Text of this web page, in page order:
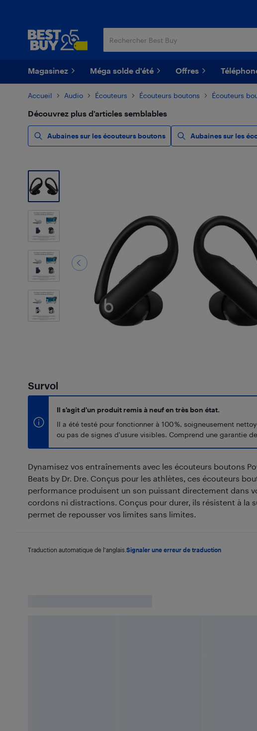
Magasinez Méga solde d'été Offres
Accueil Audio Écouteurs Écouteurs boutons Écouteurs
Découvrez plus d’articles semblables
Aubaines sur les écouteurs boutons Aubaines sur les
7
Photos
Survol
Il s’agit d’un produit remis à neuf en très bon état.
Il a été testé pour fonctionner à 100 %, soigneusement
ou pas de signes d'usure visibles. Comprend une garantie
Dynamisez vos entraînements avec les écouteurs boutons
Beats by Dr. Dre. Conçus pour les athlètes, ces écouteurs
performance produisent un son puissant directement dans
cordons ni distractions. Conçus pour durer, ils résistent à la
permet de repousser vos limites sans limites.
Traduction automatique de l'anglais. Signaler une erreur de traduction